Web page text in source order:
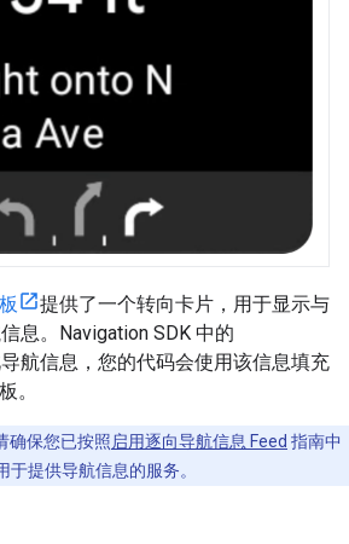
提供了一个转向卡片，用于显示与
息。Navigation SDK 中的
导航信息，您的代码会使用该信息填充
。
确保您已按照启用逐向导航信息 Feed 指南中
提供导航信息的服务。